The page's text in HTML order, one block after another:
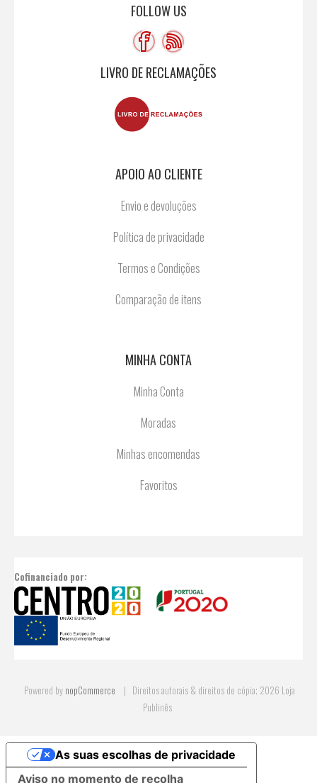
FOLLOW US
LIVRO DE RECLAMAÇÕES
APOIO AO CLIENTE
Envio e devoluções
Política de privacidade
Termos e Condições
Comparação de itens
MINHA CONTA
Minha Conta
Moradas
Minhas encomendas
Favoritos
Cofinanciado por:
Powered by nopCommerce
Direitos autorais & direitos de cópia; 2026 Loja
Publinês
Aviso no momento de recolha
As suas escolhas de privacidade